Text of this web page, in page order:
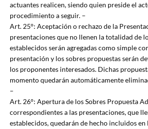
actuantes realicen, siendo quien preside el
procedimiento a seguir. –
Art. 25°: Aceptación o rechazo de la
presentaciones que no llenen la totalidad de
establecidos serán agregadas como simple
presentación y los sobres propuestas serán
los proponentes interesados. Dichas
momento quedarán automáticamente
–
Art. 26°: Apertura de los Sobres Propuesta
correspondientes a las presentaciones, que
establecidos, quedarán de hecho incluidos